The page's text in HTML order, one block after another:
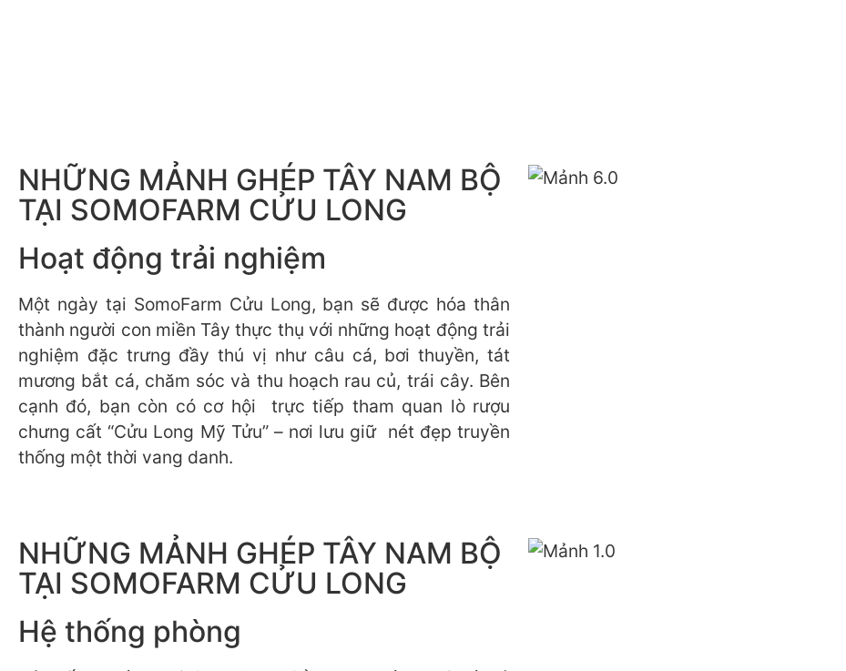
NHỮNG MẢNH GHÉP TÂY NAM BỘ
TẠI SOMOFARM CỬU LONG
Hoạt động trải nghiệm
Một ngày tại SomoFarm Cửu Long, bạn sẽ được hóa thân
thành người con miền Tây thực thụ với những hoạt động trải
nghiệm đặc trưng đầy thú vị như câu cá, bơi thuyền, tát
mương bắt cá, chăm sóc và thu hoạch rau củ, trái cây. Bên
cạnh đó, bạn còn có cơ hội trực tiếp tham quan lò rượu
chưng cất “Cửu Long Mỹ Tửu” – nơi lưu giữ nét đẹp truyền
thống một thời vang danh.
NHỮNG MẢNH GHÉP TÂY NAM BỘ
TẠI SOMOFARM CỬU LONG
Hệ thống phòng